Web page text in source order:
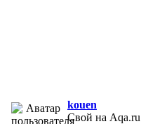
kouen
Свой на Aqa.ru